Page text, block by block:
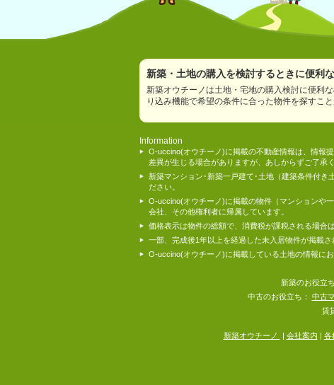
新築・土地の購入を検討するときに便利
新築オウチーノは土地・宅地の購入検討に便利
り込み機能で希望の条件に合った物件を探すこと
Information
O-uccino(オウチーノ)に掲載の不動産情報は、情報
差異が生じる場合がありますが、あしからずご了承く
新築マンション･新築一戸建て･土地（建築条件付き
ださい。
O-uccino(オウチーノ)に掲載の物件（マンションや
会社、その他権利者に帰属しています。
価格表示は物件の総額で、消費税が課税される場合
一部、完成後1年以上を経過した未入居物件が掲載
O-uccino(オウチーノ)に掲載している土地の情報に
新築のお役立ち
中古のお役立ち：
中古
賃
新築オウチーノ 会社案内 各